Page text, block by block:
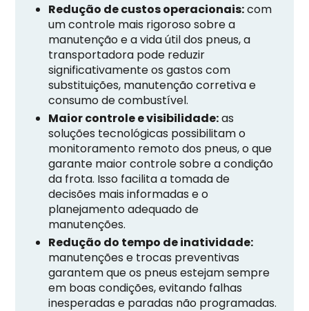
Redução de custos operacionais:com
um controle mais rigoroso sobre a
manutenção e a vida útil dos pneus, a
transportadora pode reduzir
significativamente os gastos com
substituições, manutenção corretiva e
consumo de combustível.
Maior controle e visibilidade:as
soluções tecnológicas possibilitam o
monitoramento remoto dos pneus, o que
garante maior controle sobre a condição
da frota. Isso facilita a tomada de
decisões mais informadas e o
planejamento adequado de
manutenções.
Redução do tempo de inatividade:
manutenções e trocas preventivas
garantem que os pneus estejam sempre
em boas condições, evitando falhas
inesperadas e paradas não programadas.